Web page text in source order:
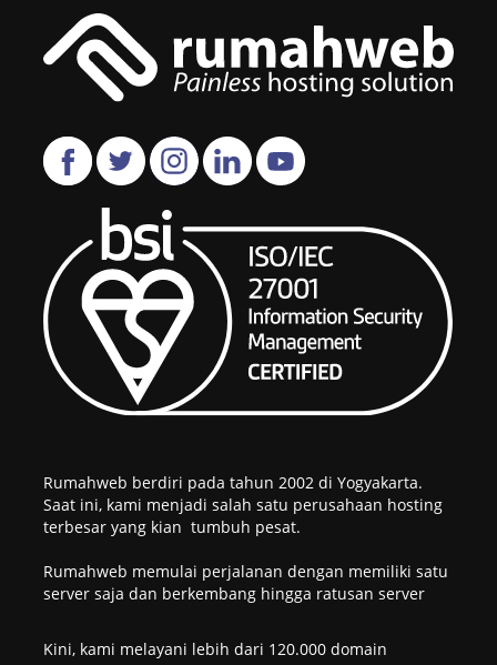
Rumahweb berdiri pada tahun 2002 di Yogyakarta.
Saat ini, kami menjadi salah satu perusahaan hosting
terbesar yang kian tumbuh pesat.
Rumahweb memulai perjalanan dengan memiliki satu
server saja dan berkembang hingga ratusan server
Kini, kami melayani lebih dari 120.000 domain